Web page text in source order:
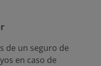
de un seguro de
en caso de